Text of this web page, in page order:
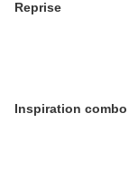
Reprise
Inspiration combo